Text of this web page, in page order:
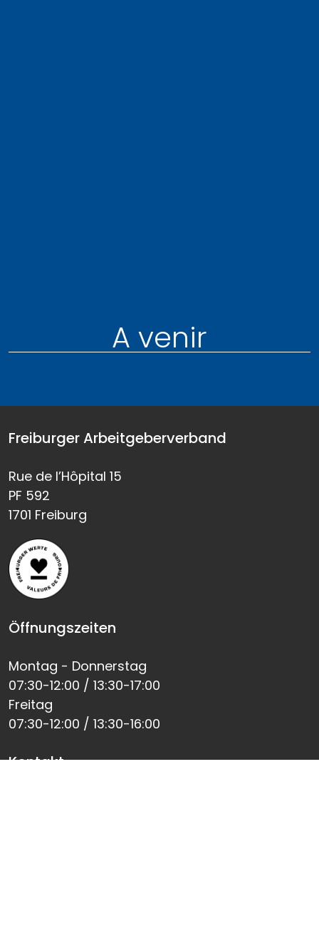
A venir
Freiburger Arbeitgeberverband
Rue de l’Hôpital 15
PF 592
1701 Freiburg
Öffnungszeiten
Montag - Donnerstag
07:30-12:00 / 13:30-17:00
Freitag
07:30-12:00 / 13:30-16:00
Kontakt